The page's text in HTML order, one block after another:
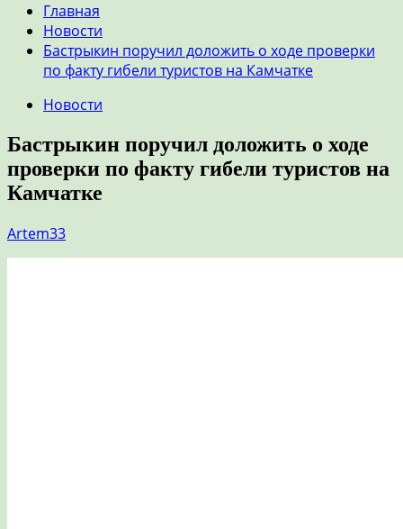
Главная
Новости
Бастрыкин поручил доложить о ходе проверки
по факту гибели туристов на Камчатке
Новости
Бастрыкин поручил доложить о ходе
проверки по факту гибели туристов на
Камчатке
Artem33